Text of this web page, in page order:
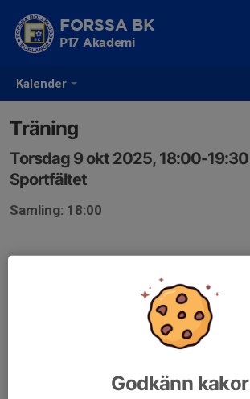
Kalender
FORSSA BK
P17 Akademi
Träning
Torsdag 9 okt 2025, 18:00-19:30
Sportfältet
Samling: 18:00
Godkänn kakor